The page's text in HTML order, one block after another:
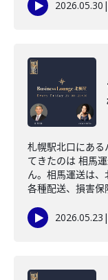
2026.05.30 |
札幌駅北口にあ
てきたのは 相馬
ん。相馬運送は、
各種配送、損害保
2026.05.23 |